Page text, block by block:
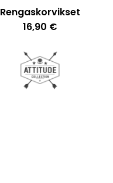
Rengaskorvikset
16,90 €